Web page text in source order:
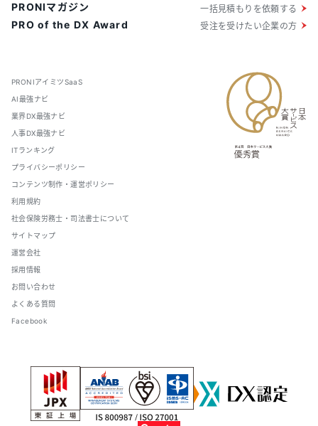
PRONIアイミツSaaS
AI最強ナビ
業界DX最強ナビ
人事DX最強ナビ
ITランキング
プライバシーポリシー
コンテンツ制作・運営ポリシー
利用規約
社会保険労務士・司法書士について
サイトマップ
運営会社
採用情報
お問い合わせ
よくある質問
Facebook
PRONIマガジン
PRO of the DX Award
一括見積もりを依頼する
受注を受けたい企業の方